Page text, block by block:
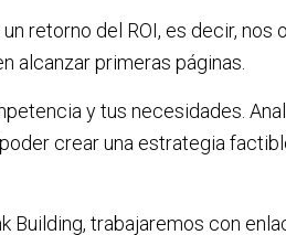
retorno del ROI, es decir, nos
alcanzar primeras páginas.
y tus necesidades.
crear una estrategia
Building, trabajaremos con